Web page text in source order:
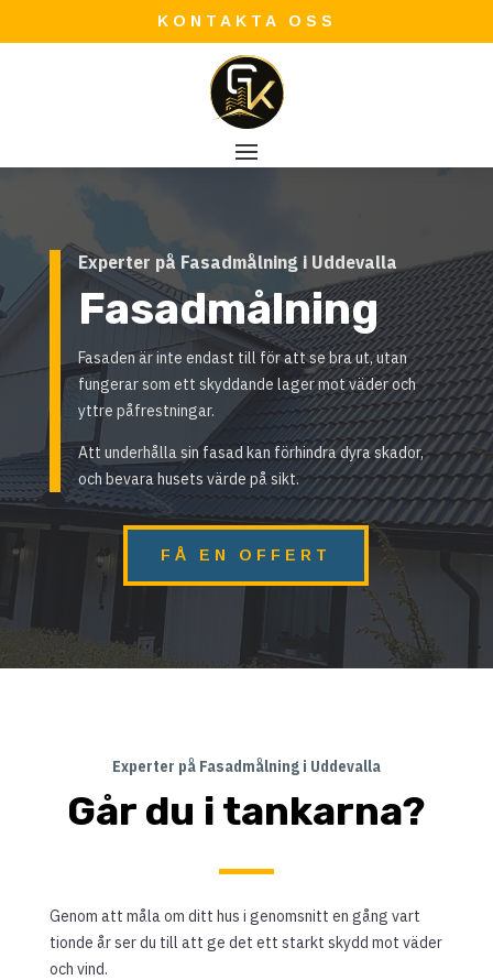
KONTAKTA OSS
Experter på Fasadmålning i Uddevalla
Fasadmålning
Fasaden är inte endast till för att se bra ut, utan
fungerar som ett skyddande lager mot väder och
yttre påfrestningar.
Att underhålla sin fasad kan förhindra dyra skador,
och bevara husets värde på sikt.
FÅ EN OFFERT
Experter på Fasadmålning i Uddevalla
Går du i tankarna?
Genom att måla om ditt hus i genomsnitt en gång vart
tionde år ser du till att ge det ett starkt skydd mot väder
och vind.